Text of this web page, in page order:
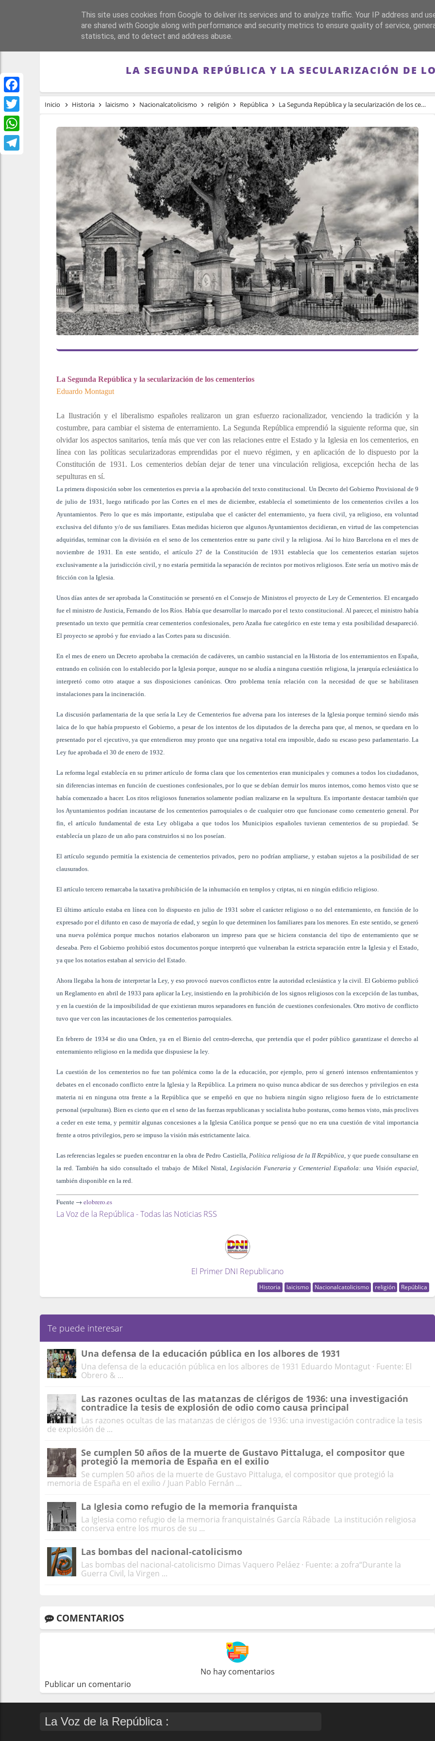
Facebook
Twitter
WhatsApp
PORTADA REPÚBLICA FRANQUISMO GUERRA DE ESPAÑA MEMORIA
LA SEGUNDA REPÚBLICA Y LA SECULARIZACIÓN DE
Inicio Historia laicismo Nacionalcatolicismo religión República La Segunda República y la secularización de los cementerios
La Segunda República y la secularización de los cementerios
Eduardo Montagut
La Ilustración y el liberalismo españoles realizaron un gran esfuerzo racionalizador, venciendo la tradición y la
costumbre, para cambiar el sistema de enterramiento. La Segunda República emprendió la siguiente reforma que, sin
olvidar los aspectos sanitarios, tenía más que ver con las relaciones entre el Estado y la Iglesia en los cementerios, en
línea con las políticas secularizadoras emprendidas por el nuevo régimen, y en aplicación de lo dispuesto por la
Constitución de 1931. Los cementerios debían dejar de tener una vinculación religiosa, excepción hecha de las
sepulturas en sí.
La primera disposición sobre los cementerios es previa a la aprobación del texto constitucional. Un Decreto del Gobierno Provisional de 9
de julio de 1931, luego ratificado por las Cortes en el mes de diciembre, establecía el sometimiento de los cementerios civiles a los
Ayuntamientos. Pero lo que es más importante, estipulaba que el carácter del enterramiento, ya fuera civil, ya religioso, era voluntad
exclusiva del difunto y/o de sus familiares. Estas medidas hicieron que algunos Ayuntamientos decidieran, en virtud de las competencias
adquiridas, terminar con la división en el seno de los cementerios entre su parte civil y la religiosa. Así lo hizo Barcelona en el mes de
noviembre de 1931. En este sentido, el artículo 27 de la Constitución de 1931 establecía que los cementerios estarían sujetos
exclusivamente a la jurisdicción civil, y no estaría permitida la separación de recintos por motivos religiosos. Este sería un motivo más de
fricción con la Iglesia.
Unos días antes de ser aprobada la Constitución se presentó en el Consejo de Ministros el proyecto de Ley de Cementerios. El encargado
fue el ministro de Justicia, Fernando de los Ríos. Había que desarrollar lo marcado por el texto constitucional. Al parecer, el ministro había
presentado un texto que permitía crear cementerios confesionales, pero Azaña fue categórico en este tema y esta posibilidad desapareció.
El proyecto se aprobó y fue enviado a las Cortes para su discusión.
En el mes de enero un Decreto aprobaba la cremación de cadáveres, un cambio sustancial en la Historia de los enterramientos en España,
entrando en colisión con lo establecido por la Iglesia porque, aunque no se aludía a ninguna cuestión religiosa, la jerarquía eclesiástica lo
interpretó como otro ataque a sus disposiciones canónicas. Otro problema tenía relación con la necesidad de que se habilitasen
instalaciones para la incineración.
La discusión parlamentaria de la que sería la Ley de Cementerios fue adversa para los intereses de la Iglesia porque terminó siendo más
laica de lo que había propuesto el Gobierno, a pesar de los intentos de los diputados de la derecha para que, al menos, se quedara en lo
presentado por el ejecutivo, ya que entendieron muy pronto que una negativa total era imposible, dado su escaso peso parlamentario. La
Ley fue aprobada el 30 de enero de 1932.
La reforma legal establecía en su primer artículo de forma clara que los cementerios eran municipales y comunes a todos los ciudadanos,
sin diferencias internas en función de cuestiones confesionales, por lo que se debían derruir los muros internos, como hemos visto que se
había comenzado a hacer. Los ritos religiosos funerarios solamente podían realizarse en la sepultura. Es importante destacar también que
los Ayuntamientos podrían incautarse de los cementerios parroquiales o de cualquier otro que funcionase como cementerio general. Por
fin, el artículo fundamental de esta Ley obligaba a que todos los Municipios españoles tuvieran cementerios de su propiedad. Se
establecía un plazo de un año para construirlos si no los poseían.
El artículo segundo permitía la existencia de cementerios privados, pero no podrían ampliarse, y estaban sujetos a la posibilidad de ser
clausurados.
El artículo tercero remarcaba la taxativa prohibición de la inhumación en templos y criptas, ni en ningún edificio religioso.
El último artículo estaba en línea con lo dispuesto en julio de 1931 sobre el carácter religioso o no del enterramiento, en función de lo
expresado por el difunto en caso de mayoría de edad, y según lo que determinen los familiares para los menores. En este sentido, se generó
una nueva polémica porque muchos notarios elaboraron un impreso para que se hiciera constancia del tipo de enterramiento que se
deseaba. Pero el Gobierno prohibió estos documentos porque interpretó que vulneraban la estricta separación entre la Iglesia y el Estado,
ya que los notarios estaban al servicio del Estado.
Ahora llegaba la hora de interpretar la Ley, y eso provocó nuevos conflictos entre la autoridad eclesiástica y la civil. El Gobierno publicó
un Reglamento en abril de 1933 para aplicar la Ley, insistiendo en la prohibición de los signos religiosos con la excepción de las tumbas,
y en la cuestión de la imposibilidad de que existieran muros separadores en función de cuestiones confesionales. Otro motivo de conflicto
tuvo que ver con las incautaciones de los cementerios parroquiales.
En febrero de 1934 se dio una Orden, ya en el Bienio del centro-derecha, que pretendía que el poder público garantizase el derecho al
enterramiento religioso en la medida que dispusiese la ley.
La cuestión de los cementerios no fue tan polémica como la de la educación, por ejemplo, pero sí generó intensos enfrentamientos y
debates en el enconado conflicto entre la Iglesia y la República. La primera no quiso nunca abdicar de sus derechos y privilegios en esta
materia ni en ninguna otra frente a la República que se empeñó en que no hubiera ningún signo religioso fuera de lo estrictamente
personal (sepulturas). Bien es cierto que en el seno de las fuerzas republicanas y socialista hubo posturas, como hemos visto, más proclives
a ceder en este tema, y permitir algunas concesiones a la Iglesia Católica porque se pensó que no era una cuestión de vital importancia
frente a otros privilegios, pero se impuso la visión más estrictamente laica.
Las referencias legales se pueden encontrar en la obra de Pedro Castiella, Política religiosa de la II República, y que puede consultarse en
la red. También ha sido consultado el trabajo de Mikel Nistal, Legislación Funeraria y Cementerial Española: una Visión espacial,
también disponible en la red.
Fuente → elobrero.es
La Voz de la República - Todas las Noticias RSS
El Primer DNI Republicano
Historia laicismo Nacionalcatolicismo religión República
Te puede interesar
Una defensa de la educación pública en los albores de 1931
Una defensa de la educación pública en los albores de 1931 Eduardo Montagut · Fuente: El
Obrero & ...
Las razones ocultas de las matanzas de clérigos de 1936: una investigación
contradice la tesis de explosión de odio como causa principal
Las razones ocultas de las matanzas de clérigos de 1936: una investigación contradice la tesis
de explosión de ...
Se cumplen 50 años de la muerte de Gustavo Pittaluga, el compositor que
protegió la memoria de España en el exilio
Se cumplen 50 años de la muerte de Gustavo Pittaluga, el compositor que protegió la
memoria de España en el exilio / Juan Pablo Fernán ...
La Iglesia como refugio de la memoria franquista
La Iglesia como refugio de la memoria franquistaInés García Rábade La institución religiosa
conserva entre los muros de su ...
Las bombas del nacional-catolicismo
Las bombas del nacional-catolicismo Dimas Vaquero Peláez · Fuente: a zofra“Durante la
Guerra Civil, la Virgen ...
COMENTARIOS
No hay comentarios
Publicar un comentario
La Voz de la República :
This site uses cookies from Google to deliver its services and to analyze traffic. Your IP address and
are shared with Google along with performance and security metrics to ensure quality of service,
statistics, and to detect and address abuse.